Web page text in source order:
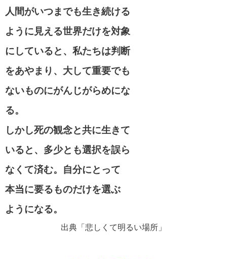
人間がいつまでも生き続ける
ように見える世界だけを対象
にしていると、私たちは判断
をあやまり、大して重要でも
ないものにがんじがらめにな
る。
しかし死の観念と共に生きて
いると、多少とも選択を誤ら
なくて済む。自分にとって
本当に要るものだけを選ぶ
ようになる。
出典「悲しくて明るい場所」